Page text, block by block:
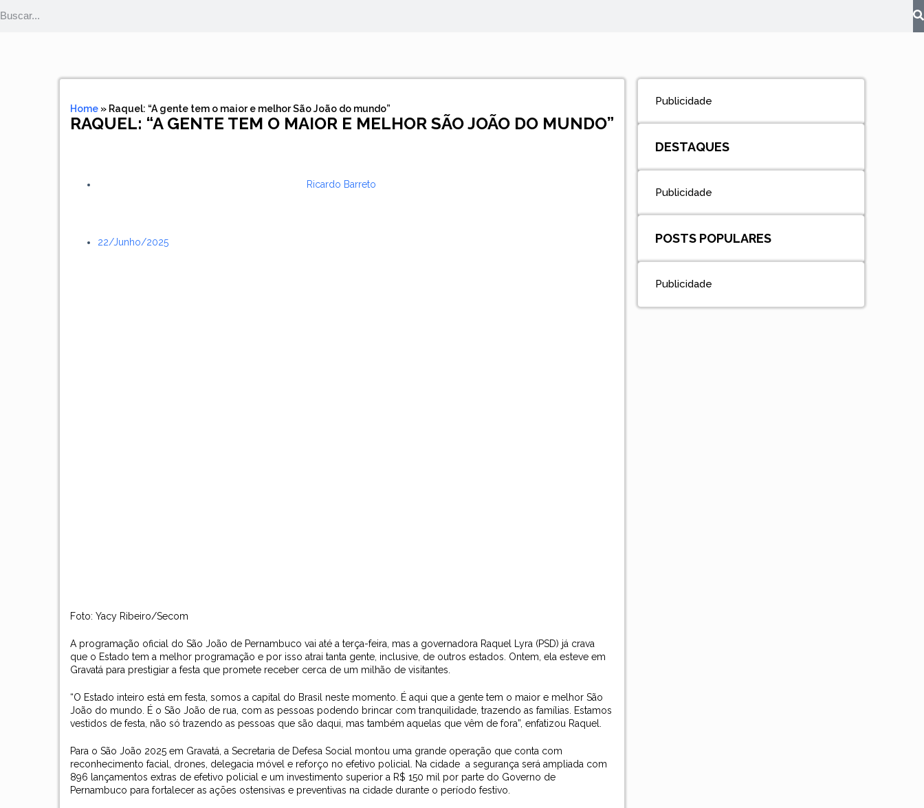
Home » Raquel: “A gente tem o maior e melhor São João do mundo”
RAQUEL: “A GENTE TEM O MAIOR E MELHOR SÃO JOÃO DO MUNDO”
Ricardo Barreto
22/junho/2025
Foto: Yacy Ribeiro/Secom
A programação oficial do São João de Pernambuco vai até a terça-feira, mas a governadora Raquel Lyra (PSD) já crava
que o Estado tem a melhor programação e por isso atrai tanta gente, inclusive, de outros estados. Ontem, ela esteve em
Gravatá para prestigiar a festa que promete receber cerca de um milhão de visitantes.
“O Estado inteiro está em festa, somos a capital do Brasil neste momento. É aqui que a gente tem o maior e melhor São
João do mundo. É o São João de rua, com as pessoas podendo brincar com tranquilidade, trazendo as famílias. Estamos
vestidos de festa, não só trazendo as pessoas que são daqui, mas também aquelas que vêm de fora”, enfatizou Raquel.
Para o São João 2025 em Gravatá, a Secretaria de Defesa Social montou uma grande operação que conta com
reconhecimento facial, drones, delegacia móvel e reforço no efetivo policial. Na cidade a segurança será ampliada com
896 lançamentos extras de efetivo policial e um investimento superior a R$ 150 mil por parte do Governo de
Pernambuco para fortalecer as ações ostensivas e preventivas na cidade durante o período festivo.
Publicidade
DESTAQUES
Publicidade
POSTS POPULARES
Publicidade